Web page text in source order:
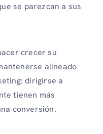
se parezcan a sus
crecer su
alineado
dirigirse a
tienen más
conversión.